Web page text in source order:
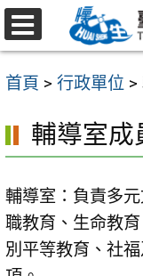
跳
至
要
容
首頁 > 行政單位 >
輔導室成
輔導室：負責多
職教育、生命教
別平等教育、社
選
單